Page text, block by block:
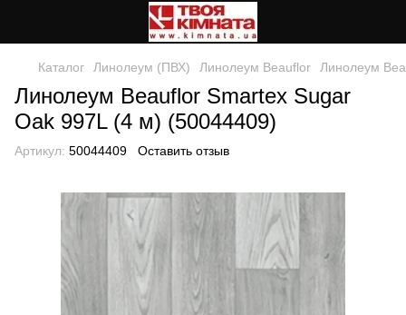
Каталог Линолеум (ПВХ) Линолеум Beauflor Линолеум
Линолеум Beauflor Smartex Sugar
Oak 997L (4 м) (50044409)
Артикул: 50044409 Оставить отзыв